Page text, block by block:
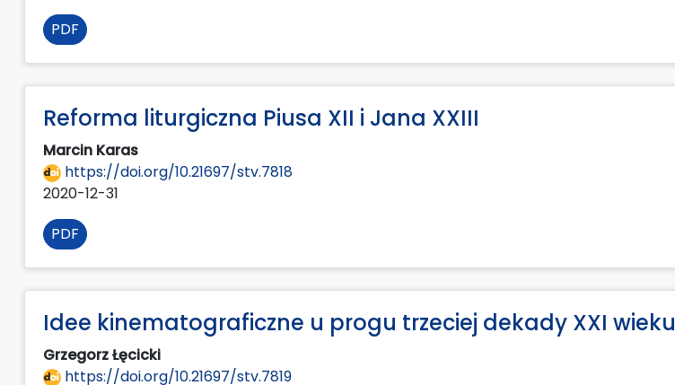
PDF
Reforma liturgiczna Piusa XII i Jana XXIII
Marcin Karas
https://doi.org/10.21697/stv.7818
2020-12-31
PDF
Idee kinematograficzne u progu trzeciej dekady XXI wieku
Grzegorz Łęcicki
https://doi.org/10.21697/stv.7819